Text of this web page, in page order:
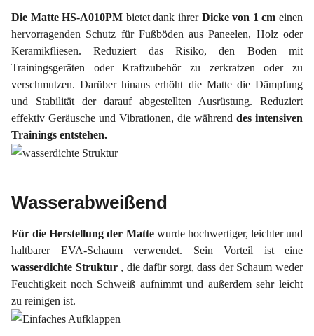
Die Matte HS-A010PM bietet dank ihrer Dicke von 1 cmeinen
hervorragenden Schutz für Fußböden aus Paneelen, Holz oder
Keramikfliesen. Reduziert das Risiko, den Boden mit
Trainingsgeräten oder Kraftzubehör zu zerkratzen oder zu
verschmutzen. Darüber hinaus erhöht die Matte die Dämpfung
und Stabilität der darauf abgestellten Ausrüstung. Reduziert
effektiv Geräusche und Vibrationen, die während des intensiven
Trainings entstehen.
Wasserabweißend
Für die Herstellung der Matte wurde hochwertiger, leichter und
haltbarer EVA-Schaum verwendet. Sein Vorteil ist eine
wasserdichte Struktur , die dafür sorgt, dass der Schaum weder
Feuchtigkeit noch Schweiß aufnimmt und außerdem sehr leicht
zu reinigen ist.